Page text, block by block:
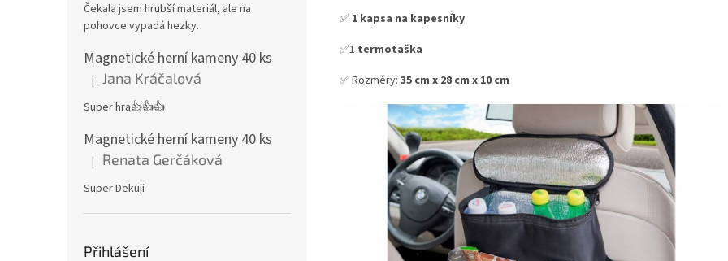
Čekala jsem hrubší materiál, ale na
pohovce vypadá hezky.
Magnetické herní kameny 40 ks
Hodnocení produktu je 5 z 5 hvězdiček.
| Jana Kráčalová
Super hra👍👍👍
Magnetické herní kameny 40 ks
Hodnocení produktu je 5 z 5 hvězdiček.
| Renata Gerčáková
Super Dekuji
Přihlášení
✅ 1 kapsa na kapesníky
✅1 termotaška
✅ Rozměry: 35 cm x 28 cm x 10 cm